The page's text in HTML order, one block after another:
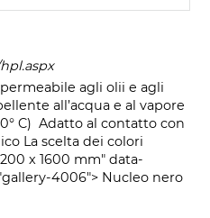
agli olii e agli
all’acqua e al vapore
C) Adatto al contatto con
La scelta dei colori
x 1600 mm" data-
4006"> Nucleo nero